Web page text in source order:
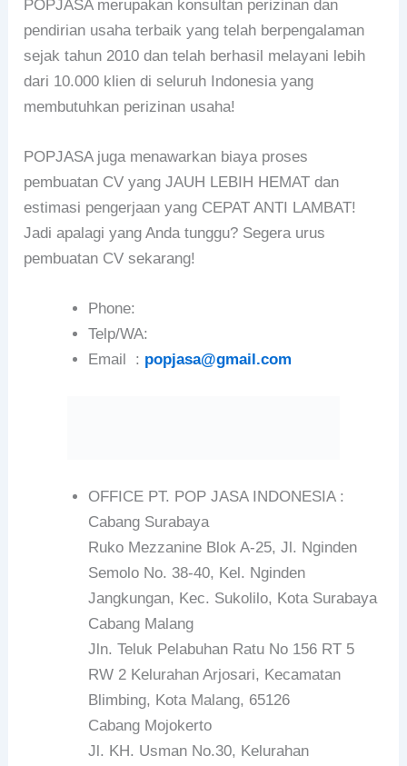
POPJASA merupakan konsultan perizinan dan
pendirian usaha terbaik yang telah berpengalaman
sejak tahun 2010 dan telah berhasil melayani lebih
dari 10.000 klien di seluruh Indonesia yang
membutuhkan perizinan usaha!
POPJASA juga menawarkan biaya proses
pembuatan CV yang JAUH LEBIH HEMAT dan
estimasi pengerjaan yang CEPAT ANTI LAMBAT!
Jadi apalagi yang Anda tunggu? Segera urus
pembuatan CV sekarang!
Phone:
Telp/WA:
Email : popjasa@gmail.com
OFFICE PT. POP JASA INDONESIA :
Cabang Surabaya
Ruko Mezzanine Blok A-25, Jl. Nginden
Semolo No. 38-40, Kel. Nginden
Jangkungan, Kec. Sukolilo, Kota Surabaya
Cabang Malang
Jln. Teluk Pelabuhan Ratu No 156 RT 5
RW 2 Kelurahan Arjosari, Kecamatan
Blimbing, Kota Malang, 65126
Cabang Mojokerto
Jl. KH. Usman No.30, Kelurahan